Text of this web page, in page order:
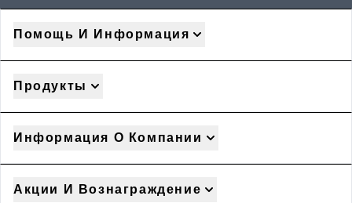
Помощь И Информация
Продукты
Информация О Компании
Акции И Вознаграждение